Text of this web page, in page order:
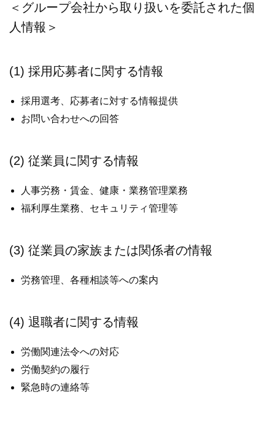
＜グループ会社から取り扱いを委託された個
人情報＞
(1) 採用応募者に関する情報
採用選考、応募者に対する情報提供
お問い合わせへの回答
(2) 従業員に関する情報
人事労務・賃金、健康・業務管理業務
福利厚生業務、セキュリティ管理等
(3) 従業員の家族または関係者の情報
労務管理、各種相談等への案内
(4) 退職者に関する情報
労働関連法令への対応
労働契約の履行
緊急時の連絡等